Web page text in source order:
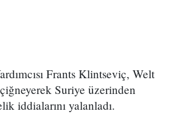
Frants Klintseviç, Welt
Suriye üzerinden
iddialarını yalanladı.